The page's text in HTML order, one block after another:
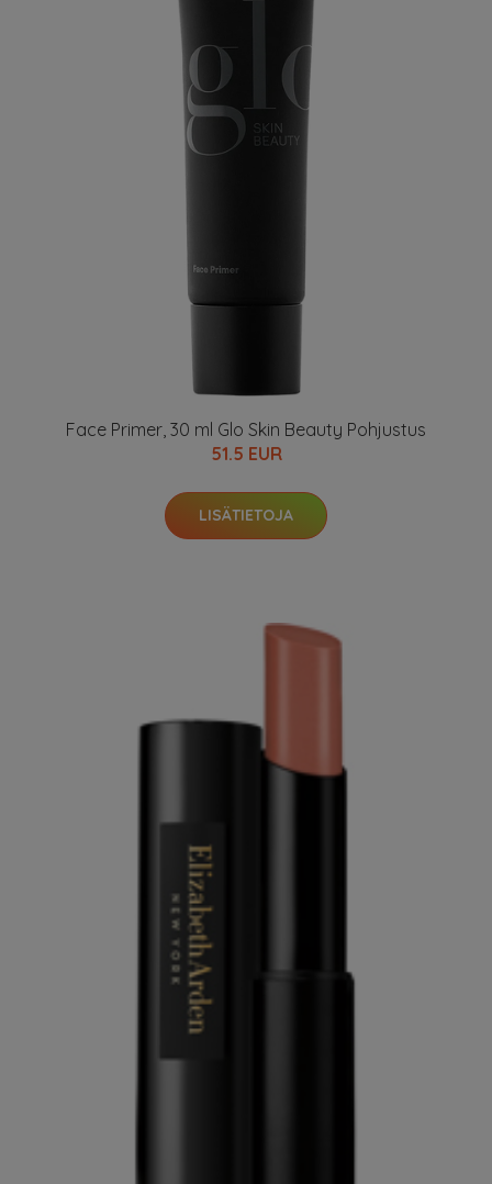
Face Primer, 30 ml Glo Skin Beauty Pohjustus
51.5 EUR
LISÄTIETOJA